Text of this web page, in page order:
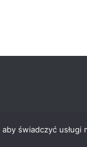
© 2024-
świadczyć